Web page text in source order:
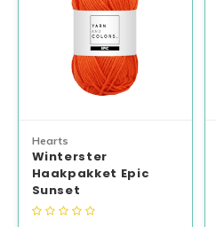
Hearts
Winterster
Haakpakket Epic
Sunset